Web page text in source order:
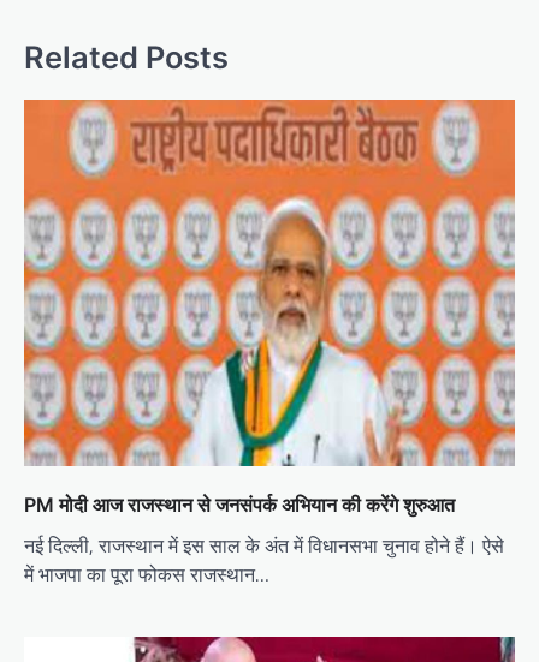
n
a
v
a
t
i
o
n
Related Posts
PM मोदी आज राजस्थान से जनसंपर्क अभियान की करेंगे शुरुआत
नई दिल्ली, राजस्थान में इस साल के अंत में विधानसभा चुनाव होने हैं। ऐसे
में भाजपा का पूरा फोकस राजस्थान…